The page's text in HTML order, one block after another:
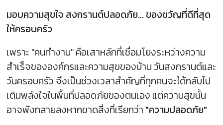
มอบความสุขใจ สงกรานต์ปลอดภัย... ของขวัญที่ดีที่สุด
ให้ครอบครัว
เพราะ "คนทำงาน" คือเสาหลักที่เชื่อมโยงระหว่างความ
สำเร็จขององค์กรและความสุขของบ้าน วันสงกรานต์และ
วันครอบครัว จึงเป็นช่วงเวลาสำคัญที่ทุกคนจะได้กลับไป
เติมพลังใจในพื้นที่ปลอดภัยของตนเอง แต่ความสุขนั้น
อาจพังทลายลงหากขาดสิ่งที่เรียกว่า "ความปลอดภัย"